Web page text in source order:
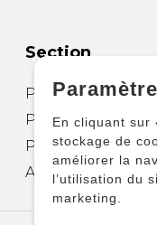
Section
Partitions pour
Partitions pour
Partitions pour
Autres produits
En cliquant sur
stockage de
améliorer la
l’utilisation du
marketing.